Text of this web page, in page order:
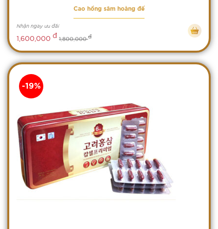
Cao hồng sâm hoàng đế
Nhận ngay ưu đãi
1,600,000 đ 1,800,000đ
-19%